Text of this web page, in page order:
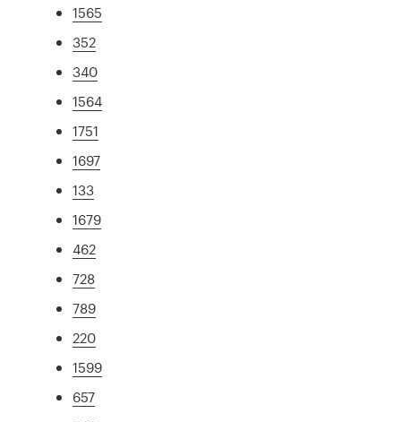
1565
352
340
1564
1751
1697
133
1679
462
728
789
220
1599
657